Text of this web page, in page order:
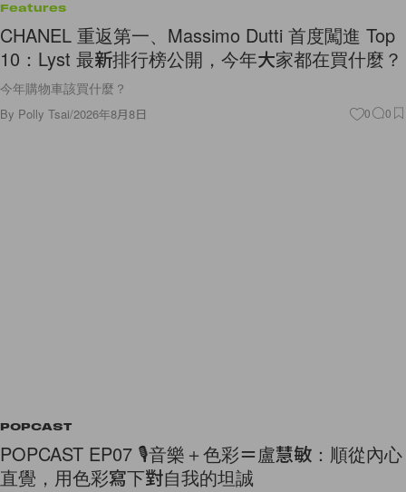
Features
CHANEL 重返第一、Massimo Dutti 首度闖進 Top
10：Lyst 最新排行榜公開，今年大家都在買什麼？
今年購物車該買什麼？
By Polly Tsai/2026年8月8日 0 0
POPCAST
POPCAST EP07 🎙️音樂＋色彩＝盧慧敏：順從內心
直覺，用色彩寫下對自我的坦誠